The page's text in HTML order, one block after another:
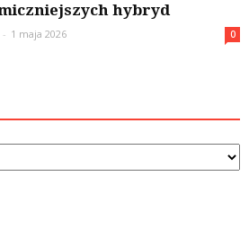
hybryd
- 1 maja 2026 0